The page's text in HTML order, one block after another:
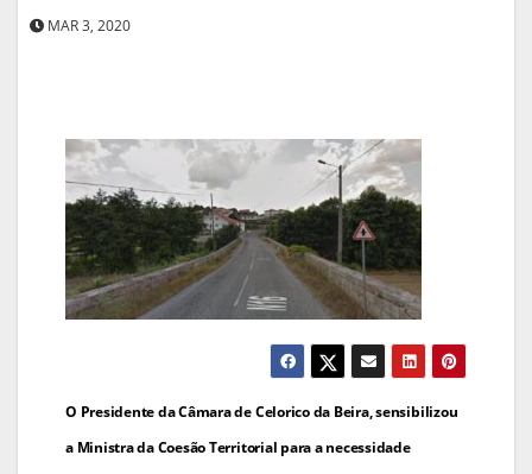
MAR 3, 2020
Navegação
de
O Presidente da Câmara de Celorico da Beira, sensibilizou
a Ministra da Coesão Territorial para a necessidade